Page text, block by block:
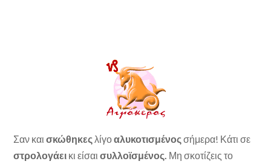
Σαν καισκώθηκες λίγοαλυκοτισμένος σήμερα! Κάτι σε
στρολογάει κι είσαισυλλοϊσμένος. Μη σκοτίζεις το